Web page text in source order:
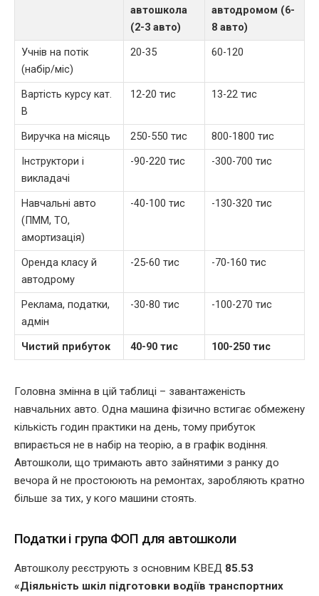
автошкола
(2-3 авто)
автодромом (6-
8 авто)
Учнів на потік
(набір/міс)
20-35 60-120
Вартість курсу кат.
B
12-20 тис 13-22 тис
Виручка на місяць 250-550 тис 800-1800 тис
Інструктори і
викладачі
-90-220 тис -300-700 тис
Навчальні авто
(ПММ, ТО,
амортизація)
-40-100 тис -130-320 тис
Оренда класу й
автодрому
-25-60 тис -70-160 тис
Реклама, податки,
адмін
-30-80 тис -100-270 тис
Чистий прибуток 40-90 тис 100-250 тис
Головна змінна в цій таблиці – завантаженість
навчальних авто. Одна машина фізично встигає обмежену
кількість годин практики на день, тому прибуток
впирається не в набір на теорію, а в графік водіння.
Автошколи, що тримають авто зайнятими з ранку до
вечора й не простоюють на ремонтах, заробляють кратно
більше за тих, у кого машини стоять.
Податки і група ФОП для автошколи
Автошколу реєструють з основним КВЕД 85.53
«Діяльність шкіл підготовки водіїв транспортних